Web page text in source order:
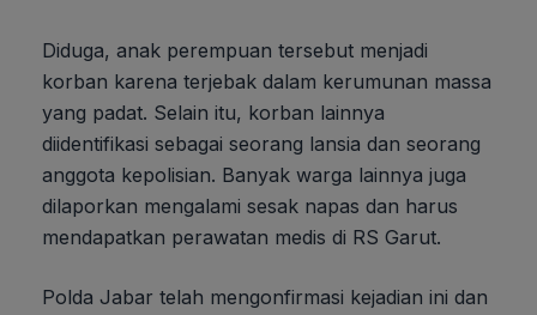
Diduga, anak perempuan tersebut menjadi
korban karena terjebak dalam kerumunan massa
yang padat. Selain itu, korban lainnya
diidentifikasi sebagai seorang lansia dan seorang
anggota kepolisian. Banyak warga lainnya juga
dilaporkan mengalami sesak napas dan harus
mendapatkan perawatan medis di RS Garut.
Polda Jabar telah mengonfirmasi kejadian ini dan